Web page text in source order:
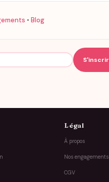
• Blog
Légal
À propos
Nos engagements
CGV